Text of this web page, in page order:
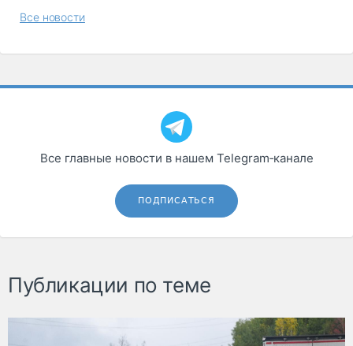
Все новости
Все главные новости в нашем Telegram‑канале
ПОДПИСАТЬСЯ
Публикации по теме